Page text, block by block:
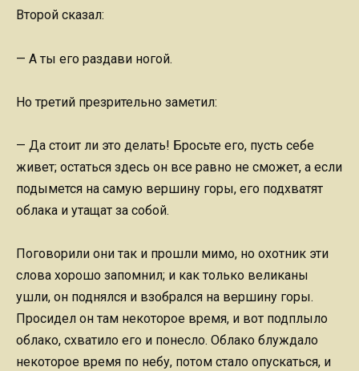
Второй сказал:
— А ты его раздави ногой.
Но третий презрительно заметил:
— Да стоит ли это делать! Бросьте его, пусть себе
живет; остаться здесь он все равно не сможет, а если
подымется на самую вершину горы, его подхватят
облака и утащат за собой.
Поговорили они так и прошли мимо, но охотник эти
слова хорошо запомнил; и как только великаны
ушли, он поднялся и взобрался на вершину горы.
Просидел он там некоторое время, и вот подплыло
облако, схватило его и понесло. Облако блуждало
некоторое время по небу, потом стало опускаться, и